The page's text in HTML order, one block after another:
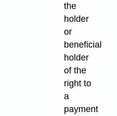
the
holder
or
beneficial
holder
of the
right to
a
payment